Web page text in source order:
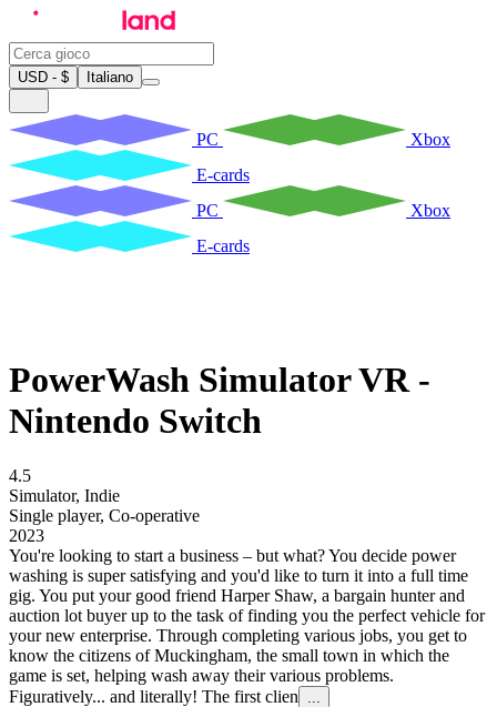
USD - $ Italiano
PC
Xbox
E-cards
PC
Xbox
E-cards
PowerWash Simulator VR -
Nintendo Switch
4.5
Simulator, Indie
Single player, Co-operative
2023
You're looking to start a business – but what? You decide power
washing is super satisfying and you'd like to turn it into a full time
gig. You put your good friend Harper Shaw, a bargain hunter and
auction lot buyer up to the task of finding you the perfect vehicle for
your new enterprise. Through completing various jobs, you get to
know the citizens of Muckingham, the small town in which the
game is set, helping wash away their various problems.
Figuratively... and literally! The first clien